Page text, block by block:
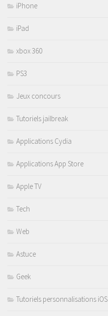
iPhone
iPad
xbox 360
PS3
Jeux concours
Tutoriels jailbreak
Applications Cydia
Applications App Store
Apple TV
Tech
Web
Astuce
Geek
Tutoriels personnalisations iOS